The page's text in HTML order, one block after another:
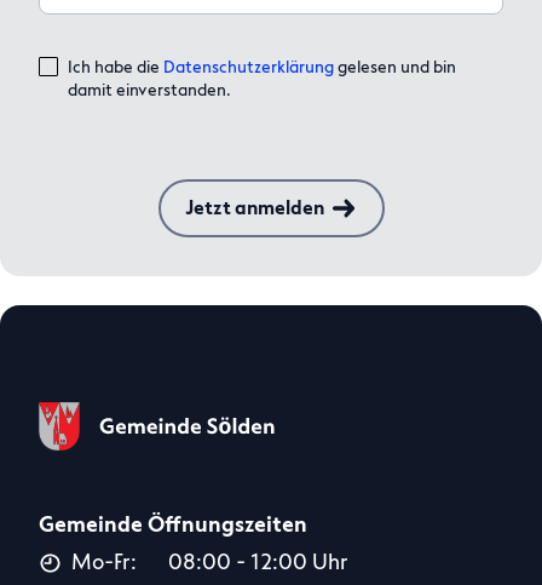
Ich habe die Datenschutzerklärunggelesen und bin
damit einverstanden.
Jetzt anmelden
Gemeinde Öffnungszeiten
Mo-Fr:
08:00 - 12:00 Uhr